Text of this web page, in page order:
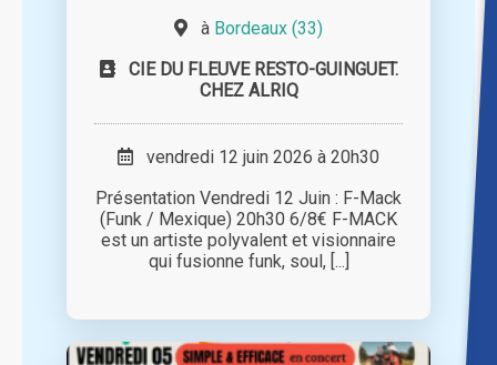
à Bordeaux (33)
CIE DU FLEUVE RESTO-GUINGUET.
CHEZ ALRIQ
vendredi 12 juin 2026 à 20h30
Présentation Vendredi 12 Juin : F-Mack
(Funk / Mexique) 20h30 6/8€ F-MACK
est un artiste polyvalent et visionnaire
qui fusionne funk, soul, [...]